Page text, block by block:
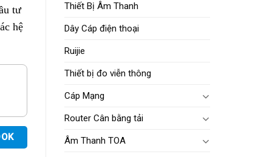
Thiết Bị Âm Thanh
Dây Cáp điện thoại
Ruijie
Thiết bị đo viễn thông
Cáp Mạng
Router Cân bằng tải
Âm Thanh TOA
tư
hệ